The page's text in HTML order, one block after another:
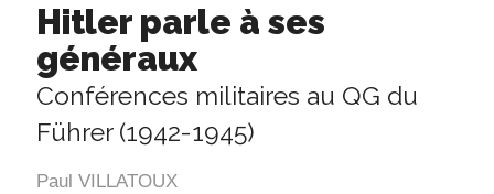
Hitler parle à ses
généraux
Conférences militaires au QG du
Führer (1942-1945)
Paul VILLATOUX